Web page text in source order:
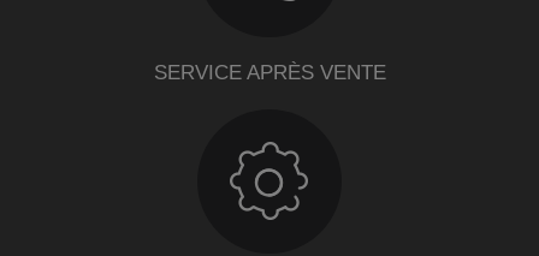
SERVICE APRÈS VENTE